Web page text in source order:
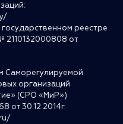
реестре
от
Саморегулируемой
организаций
(СРО «МиР»)
от 30.12.2014г.